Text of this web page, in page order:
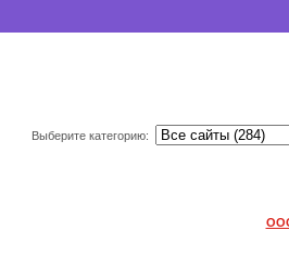
Выберите категорию: